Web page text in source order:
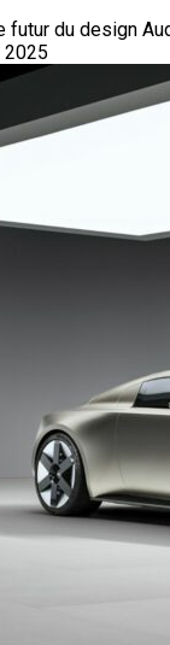
futur du design